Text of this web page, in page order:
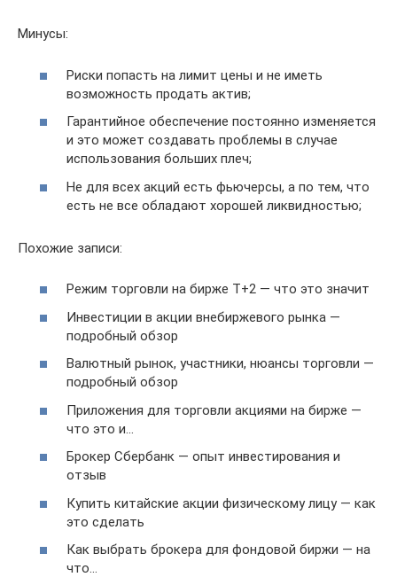
Минусы:
Риски попасть на лимит цены и не иметь
возможность продать актив;
Гарантийное обеспечение постоянно изменяется
и это может создавать проблемы в случае
использования больших плеч;
Не для всех акций есть фьючерсы, а по тем, что
есть не все обладают хорошей ликвидностью;
Похожие записи:
Режим торговли на бирже Т+2 — что это значит
Инвестиции в акции внебиржевого рынка —
подробный обзор
Валютный рынок, участники, нюансы торговли —
подробный обзор
Приложения для торговли акциями на бирже —
что это и…
Брокер Сбербанк — опыт инвестирования и
отзыв
Купить китайские акции физическому лицу — как
это сделать
Как выбрать брокера для фондовой биржи — на
что…